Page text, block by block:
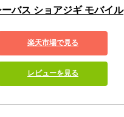
バス ショアジギ モバイル
楽天市場で見る
レビューを見る